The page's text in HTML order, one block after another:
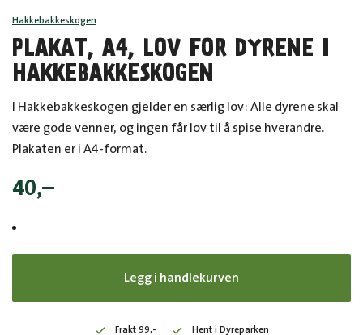
Hakkebakkeskogen
PLAKAT, A4, LOV FOR DYRENE I
HAKKEBAKKESKOGEN
I Hakkebakkeskogen gjelder en særlig lov: Alle dyrene skal
være gode venner, og ingen får lov til å spise hverandre.
Plakaten er i A4-format.
40,–
Legg i handlekurven
Frakt 99,- Hent i Dyreparken